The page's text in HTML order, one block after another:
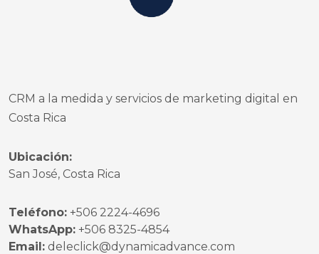
CRM a la medida y servicios de marketing digital en
Costa Rica
Ubicación:
San José, Costa Rica
Teléfono: +506 2224-4696
WhatsApp: +506 8325-4854
Email: deleclick@dynamicadvance.com